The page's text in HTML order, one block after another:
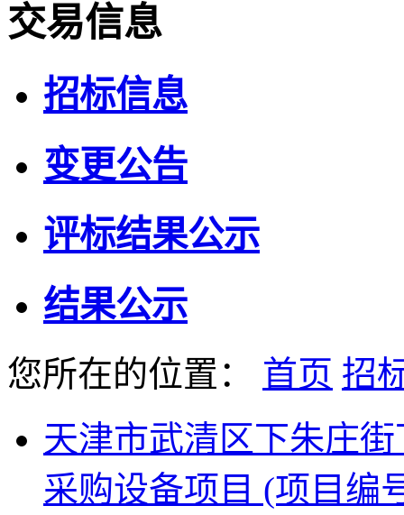
交易信息
招标信息
变更公告
评标结果公示
结果公示
您所在的位置： 首页 招
天津市武清区下朱庄
采购设备项目 (项目编